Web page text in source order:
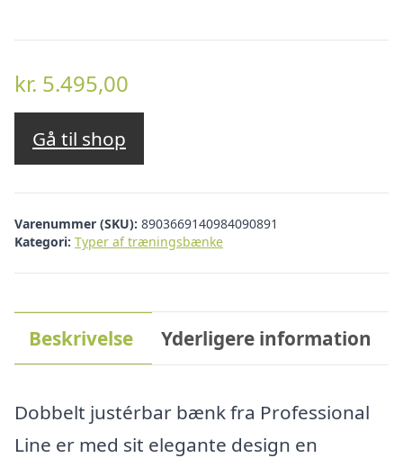
kr. 5.495,00
Gå til shop
Varenummer (SKU): 8903669140984090891
Kategori: Typer af træningsbænke
Beskrivelse Yderligere information
Dobbelt justérbar bænk fra Professional
Line er med sit elegante design en